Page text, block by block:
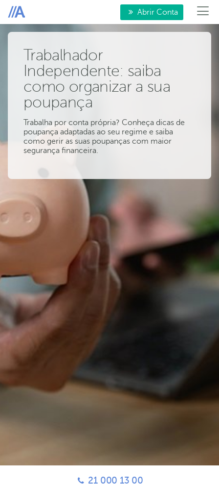
Abrir Conta
Trabalhador
Independente: saiba
como organizar a sua
poupança
Trabalha por conta própria? Conheça dicas de
poupança adaptadas ao seu regime e saiba
como gerir as suas poupanças com maior
segurança financeira.
21 000 13 00